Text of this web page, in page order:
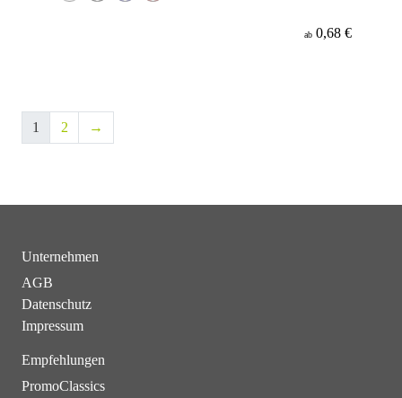
ab 0,68 €
1 2 →
Unternehmen
AGB
Datenschutz
Impressum
Empfehlungen
PromoClassics